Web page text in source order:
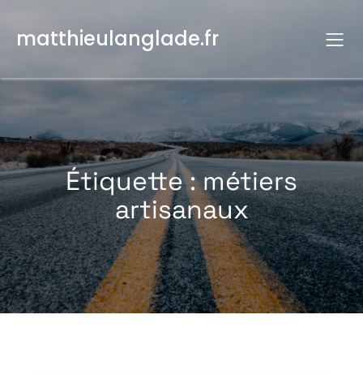
contenu
matthieulanglade.fr
Étiquette :métiers
artisanaux